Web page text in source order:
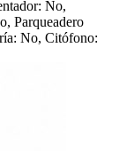
No,
Parqueadero
No, Citófono: